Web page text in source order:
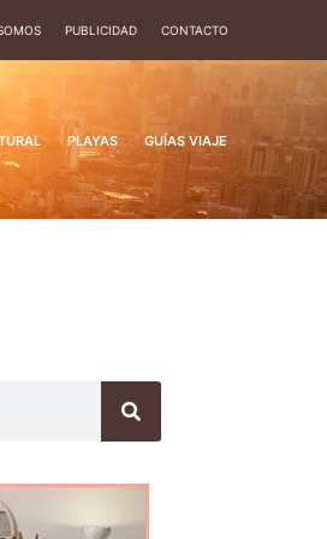
PUBLICIDAD CONTACTO
PLAYAS GUÍAS VIAJE